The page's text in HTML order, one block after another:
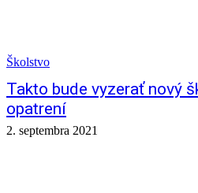
Školstvo
Takto bude vyzerať nový
opatrení
2. septembra 2021